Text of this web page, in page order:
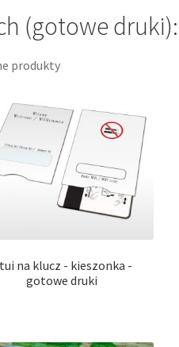
(gotowe druki):
produkty
na klucz - kieszonka -
gotowe druki